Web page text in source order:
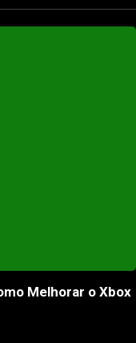
Melhorar o Xbox